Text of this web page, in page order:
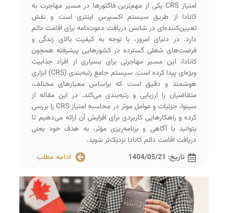
امتیاز CRS یکی از مهم‌ترین فاکتورها در مسیر مهاجرت به
کانادا از طریق سیستم اکسپرس اینتری است و نقش
تعیین‌کننده‌ای در شانس دریافت دعوت‌نامه برای اقامت دائم
دارد. در دنیای امروز، با توجه به کیفیت بالای زندگی و
فرصت‌های شغلی گسترده در کشورهایی پیشرفته همچون
کانادا، این مسیر مهاجرتی برای بسیاری از افراد جذابیت
ویژه‌ای پیدا کرده است. سیستم جامع رتبه‌بندی (CRS) ابزاری
هوشمند و دقیق است که براساس معیارهای مختلف،
متقاضیان را ارزیابی و رتبه‌بندی می‌کند. در این مقاله از
سینوا، جزئیات و عوامل موثر در محاسبه امتیاز CRS را بررسی
کرده و راهکارهایی کاربردی برای افزایش آن ارائه می‌دهیم تا
بتوانید با آگاهی و برنامه‌ریزی مؤثر، به هدف خود یعنی
دریافت اقامت دائم کانادا نزدیک‌تر شوید.
تاریخ: 1404/05/21 ادامه مطلب